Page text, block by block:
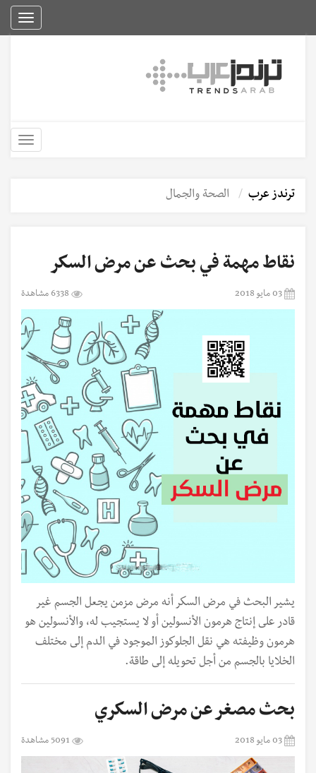
Toggle
Toggle
ترندز عرب الصحة والجمال
نقاط مهمة في بحث عن مرض السكر
03 مايو 2018 6338 مشاهدة
يشير البحث في مرض السكر أنه مرض مزمن يجعل الجسم غير
قادر على إنتاج هرمون الأنسولين أو لا يستجيب له، والأنسولين هو
هرمون وظيفته هي نقل الجلوكوز الموجود في الدم إلى مختلف
الخلايا بالجسم من أجل تحويله إلى طاقة.
بحث مصغر عن مرض السكري
03 مايو 2018 5091 مشاهدة